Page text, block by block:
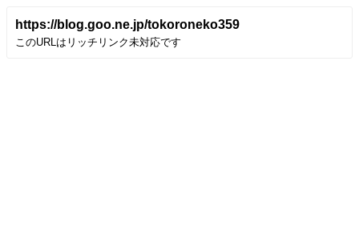
https://blog.goo.ne.jp/tokoroneko359
このURLはリッチリンク未対応です